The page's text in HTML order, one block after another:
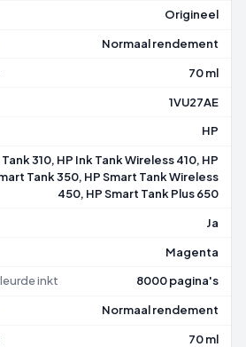
Origineel
Normaal rendement
70 ml
1VU27AE
HP
Tank 310, HP Ink Tank Wireless 410, HP
Tank 350, HP Smart Tank Wireless
450, HP Smart Tank Plus 650
Ja
Magenta
inkt 8000 pagina's
Normaal rendement
70 ml